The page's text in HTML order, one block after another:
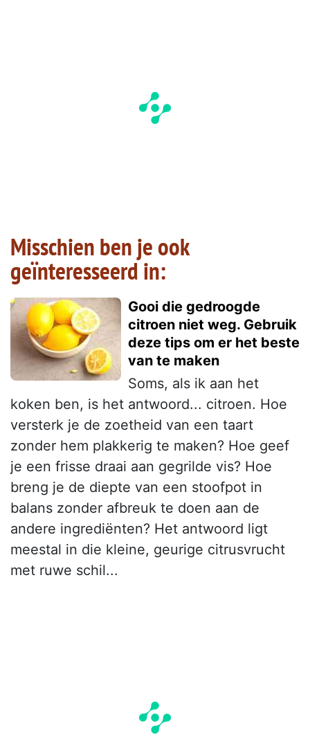
Misschien ben je ook
geïnteresseerd in:
Gooi die gedroogde
citroen niet weg. Gebruik
deze tips om er het beste
van te maken
Soms, als ik aan het
koken ben, is het antwoord... citroen. Hoe
versterk je de zoetheid van een taart
zonder hem plakkerig te maken? Hoe geef
je een frisse draai aan gegrilde vis? Hoe
breng je de diepte van een stoofpot in
balans zonder afbreuk te doen aan de
andere ingrediënten? Het antwoord ligt
meestal in die kleine, geurige citrusvrucht
met ruwe schil...